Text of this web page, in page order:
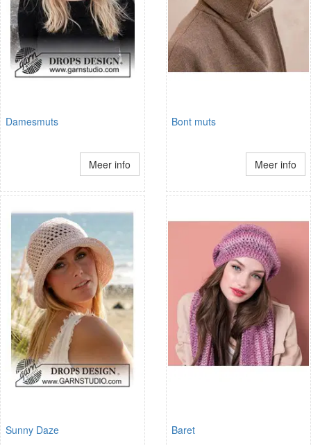
Damesmuts
Meer info
Bont muts
Meer info
Sunny Daze Baret